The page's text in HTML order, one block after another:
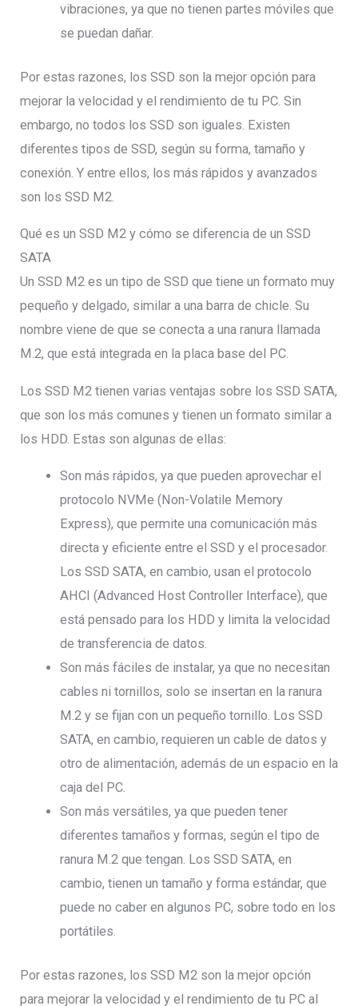
vibraciones, ya que no tienen partes móviles que
se puedan dañar.
Por estas razones, los SSD son la mejor opción para
mejorar la velocidad y el rendimiento de tu PC. Sin
embargo, no todos los SSD son iguales. Existen
diferentes tipos de SSD, según su forma, tamaño y
conexión. Y entre ellos, los más rápidos y avanzados
son los SSD M2.
Qué es un SSD M2 y cómo se diferencia de un SSD
SATA
Un SSD M2 es un tipo de SSD que tiene un formato muy
pequeño y delgado, similar a una barra de chicle. Su
nombre viene de que se conecta a una ranura llamada
M.2, que está integrada en la placa base del PC.
Los SSD M2 tienen varias ventajas sobre los SSD SATA,
que son los más comunes y tienen un formato similar a
los HDD. Estas son algunas de ellas:
Son más rápidos, ya que pueden aprovechar el
protocolo NVMe (Non-Volatile Memory
Express), que permite una comunicación más
directa y eficiente entre el SSD y el procesador.
Los SSD SATA, en cambio, usan el protocolo
AHCI (Advanced Host Controller Interface), que
está pensado para los HDD y limita la velocidad
de transferencia de datos.
Son más fáciles de instalar, ya que no necesitan
cables ni tornillos, solo se insertan en la ranura
M.2 y se fijan con un pequeño tornillo. Los SSD
SATA, en cambio, requieren un cable de datos y
otro de alimentación, además de un espacio en la
caja del PC.
Son más versátiles, ya que pueden tener
diferentes tamaños y formas, según el tipo de
ranura M.2 que tengan. Los SSD SATA, en
cambio, tienen un tamaño y forma estándar, que
puede no caber en algunos PC, sobre todo en los
portátiles.
Por estas razones, los SSD M2 son la mejor opción
para mejorar la velocidad y el rendimiento de tu PC al